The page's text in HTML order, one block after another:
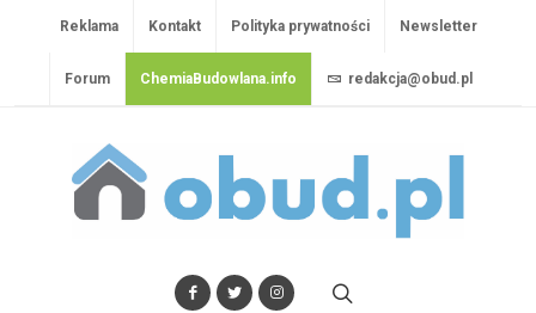
Reklama Kontakt Polityka prywatności Newsletter
Forum ChemiaBudowlana.info redakcja@obud.pl